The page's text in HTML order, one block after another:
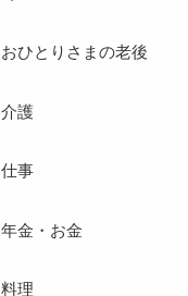
おひとりさまの老後
介護
仕事
年金・お金
料理